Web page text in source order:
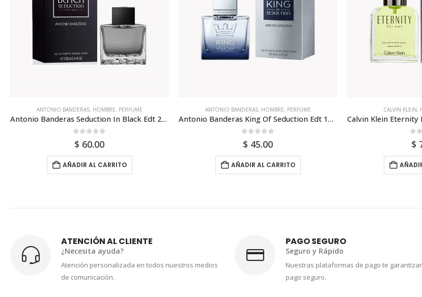
ANTONIO BANDERAS, HOMBRE, PERFUME
Antonio Banderas Seduction In Black Edt 200ml Para Hombre
$ 60.00
AÑADIR AL CARRITO
ANTONIO BANDERAS, HOMBRE, PERFUME
Antonio Banderas King Of Seduction Edt 100ml Para Hombre
$ 45.00
AÑADIR AL CARRITO
CALVIN KLEIN,
$
ATENCIÓN AL CLIENTE
¿Necesita ayuda?
Atención personalizada en todos nuestros medios
de comunicación.
PAGO SEGURO
Seguro y Rápido
Nuestras plataformas de pago te
pago seguro.